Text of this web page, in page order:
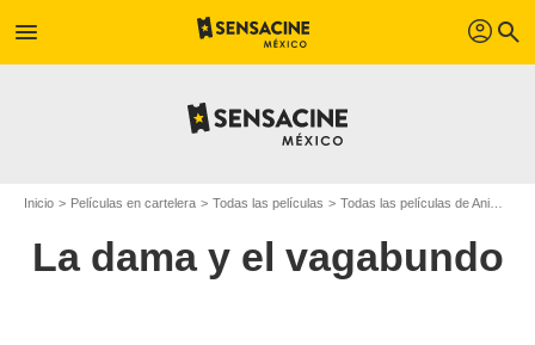
menu profil search
Inicio Películas en cartelera Todas las películas Todas las películas de Animación
La dama y el vagabundo